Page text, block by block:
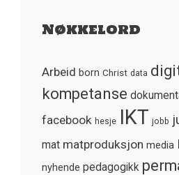
Nøkkelord
Arbeid born Christ data
kompetanse
facebook hesje IKT jobb
mat matproduksjon media
nyhende pedagogikk